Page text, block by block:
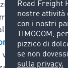
venne
la
"
Anche per la
nazionali ",
vuoto sono